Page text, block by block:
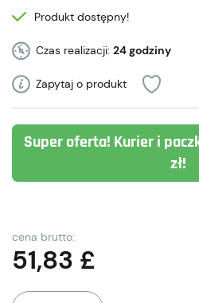
Produkt dostępny!
Czas realizacji: 24 godziny
Zapytaj o produkt
Super oferta! Kurier i
zł!
cena brutto:
51,83 £